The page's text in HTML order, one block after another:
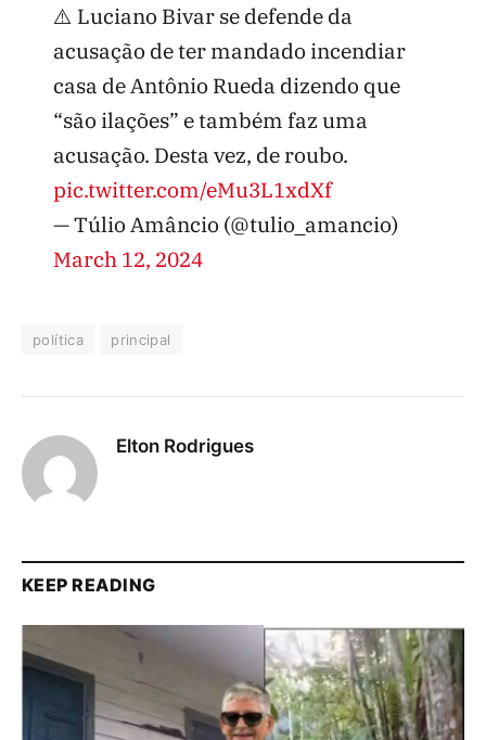
⚠️ Luciano Bivar se defende da
acusação de ter mandado incendiar
casa de Antônio Rueda dizendo que
“são ilações” e também faz uma
acusação. Desta vez, de roubo.
pic.twitter.com/eMu3L1xdXf
— Túlio Amâncio (@tulio_amancio)
March 12, 2024
política principal
Elton Rodrigues
KEEP READING